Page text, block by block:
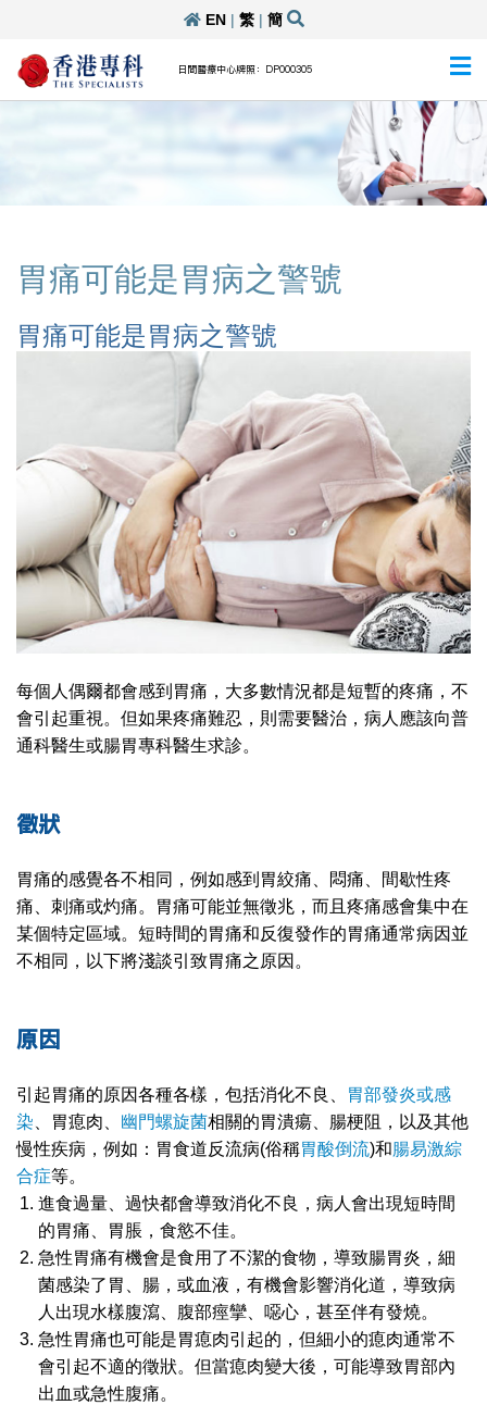
EN| 繁| 簡
日間醫療中心牌照：DP000305
胃痛可能是胃病之警號
胃痛可能是胃病之警號
每個人偶爾都會感到胃痛，大多數情況都是短暫的疼痛，不
會引起重視。但如果疼痛難忍，則需要醫治，病人應該向普
通科醫生或腸胃專科醫生求診。
徵狀
胃痛的感覺各不相同，例如感到胃絞痛、悶痛、間歇性疼
痛、刺痛或灼痛。胃痛可能並無徵兆，而且疼痛感會集中在
某個特定區域。短時間的胃痛和反復發作的胃痛通常病因並
不相同，以下將淺談引致胃痛之原因。
原因
引起胃痛的原因各種各樣，包括消化不良、
胃部發炎或感
染 、胃瘜肉、 幽門螺旋菌相關的胃潰瘍、腸梗阻，以及其他
慢性疾病，例如：胃食道反流病(俗稱胃酸倒流)和腸易激綜
合症等。
進食過量、過快都會導致消化不良，病人會出現短時間
的胃痛、胃脹，食慾不佳。
急性胃痛有機會是食用了不潔的食物，導致腸胃炎，細
菌感染了胃、腸，或血液，有機會影響消化道，導致病
人出現水樣腹瀉、腹部痙攣、噁心，甚至伴有發燒。
急性胃痛也可能是胃瘜肉引起的，但細小的瘜肉通常不
會引起不適的徵狀。但當瘜肉變大後，可能導致胃部內
出血或急性腹痛。